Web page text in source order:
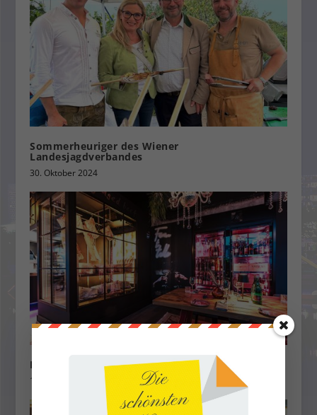
Sommerheuriger des Wiener
Landesjagdverbandes
30. Oktober 2024
Ein wahrer Gaumenschmaus in der Augenweide
1. Dezember 2023